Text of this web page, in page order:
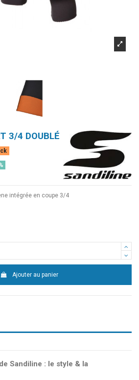
3/4 DOUBLÉ
intégrée en coupe 3/4
Ajouter au panier
Sandiline : le style & la